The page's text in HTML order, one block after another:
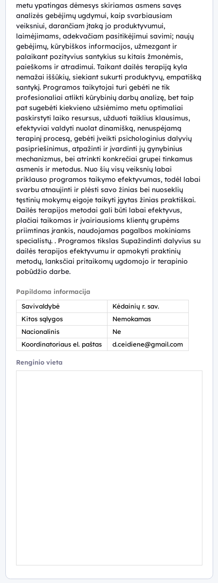
metu ypatingas dėmesys skiriamas asmens savęs
analizės gebėjimų ugdymui, kaip svarbiausiam
veiksniui, darančiam įtaką jo produktyvumui,
laimėjimams, adekvačiam pasitikėjimui savimi; naujų
gebėjimų, kūrybiškos informacijos, užmezgant ir
palaikant pozityvius santykius su kitais žmonėmis,
paieškoms ir atradimui. Taikant dailės terapiją kyla
nemažai iššūkių, siekiant sukurti produktyvų, empatišką
santykį. Programos taikytojai turi gebėti ne tik
profesionaliai atlikti kūrybinių darbų analizę, bet taip
pat sugebėti kiekvieno užsiėmimo metu optimaliai
paskirstyti laiko resursus, užduoti taiklius klausimus,
efektyviai valdyti nuolat dinamišką, nenuspėjamą
terapinį procesą, gebėti įveikti psichologinius dalyvių
pasipriešinimus, atpažinti ir įvardinti jų gynybinius
mechanizmus, bei atrinkti konkrečiai grupei tinkamus
asmenis ir metodus. Nuo šių visų veiksnių labai
priklauso programos taikymo efektyvumas, todėl labai
svarbu atnaujinti ir plėsti savo žinias bei nuoseklių
tęstinių mokymų eigoje taikyti įgytas žinias praktiškai.
Dailės terapijos metodai gali būti labai efektyvus,
plačiai taikomas ir įvairiausioms klientų grupėms
priimtinas įrankis, naudojamas pagalbos mokiniams
specialistų. . Programos tikslas Supažindinti dalyvius su
dailės terapijos efektyvumu ir apmokyti praktinių
metodų, lanksčiai pritaikomų ugdomojo ir terapinio
pobūdžio darbe.
Papildoma informacija
Savivaldybė
Kėdainių r. sav.
Kitos sąlygos
Nemokamas
Nacionalinis
Ne
Koordinatoriaus el. paštas
d.ceidiene@gmail.com
Renginio vieta